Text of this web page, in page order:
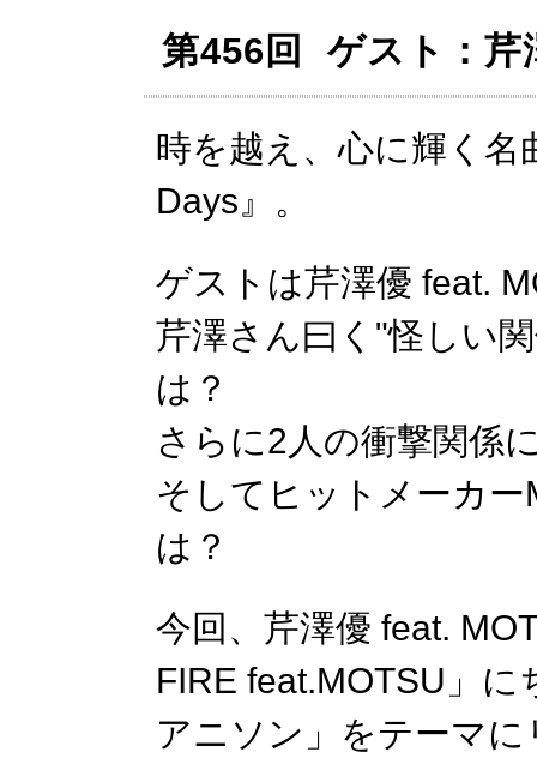
第456回 ゲスト：芹
時を越え、心に輝く
Days』。
ゲストは芹澤優 feat.
芹澤さん曰く"怪しい
は？
さらに2人の衝撃関係
そしてヒットメーカ
は？
今回、芹澤優 feat.
FIRE feat.MOTSU」
アニソン」をテーマ